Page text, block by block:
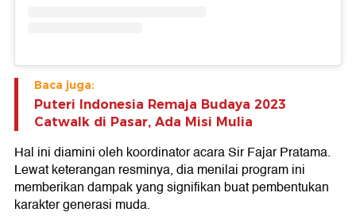
Baca juga:
Puteri Indonesia Remaja Budaya 2023
Catwalk di Pasar, Ada Misi Mulia
Hal ini diamini oleh koordinator acara Sir Fajar Pratama.
Lewat keterangan resminya, dia menilai program ini
memberikan dampak yang signifikan buat pembentukan
karakter generasi muda.